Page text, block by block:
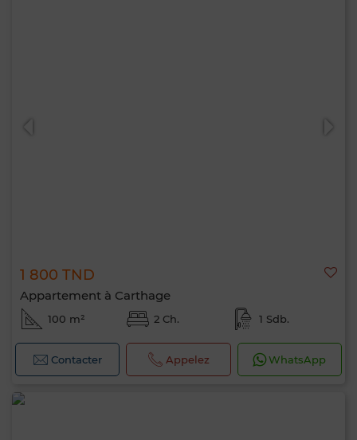
1 800 TND
Appartement à Carthage
100 m² 2 Ch. 1 Sdb.
Contacter Appelez WhatsApp